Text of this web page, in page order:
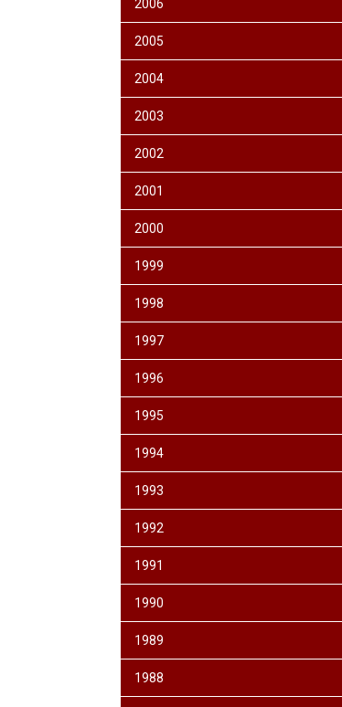
2006
2005
2004
2003
2002
2001
2000
1999
1998
1997
1996
1995
1994
1993
1992
1991
1990
1989
1988